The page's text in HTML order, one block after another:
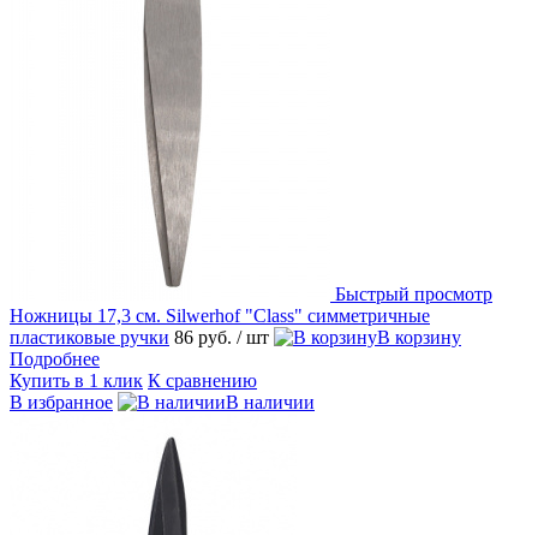
Быстрый просмотр
Ножницы 17,3 см. Silwerhof "Class" симметричные
пластиковые ручки 86 руб. / шт
В корзину
Подробнее
Купить в 1 клик К сравнению
В избранное
В наличии